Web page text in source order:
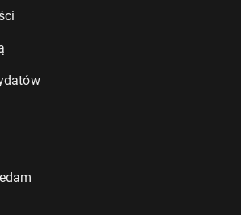
ćwiczyć latem, by uniknąć od­